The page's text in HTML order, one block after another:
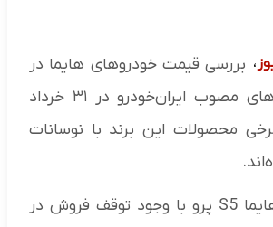
، بررسی قیمت خودروهای هایما در
بازار آزاد و نرخ‌های مصوب ایران‌خودرو در ۳۱ خرداد
محصولات این برند با نوسانات
بر این اساس، هایما S5 پرو با وجود توقف فروش در